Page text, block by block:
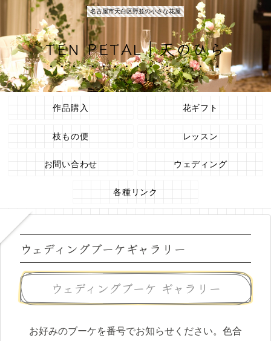
名古屋市天白区野並の小さな花屋
TEN PETAL｜天のひら
作品購入 花ギフト
枝もの便 レッスン
お問い合わせ ウェディング
各種リンク
ウェディングブーケギャラリー
ウェディングブーケ ギャラリー
お好みのブーケを番号でお知らせください。色合